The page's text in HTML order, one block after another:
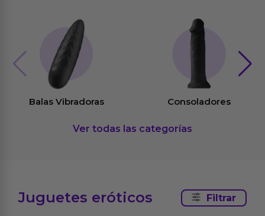
Balas Vibradoras Consoladores
Ver todas las categorías
Juguetes eróticos Filtrar